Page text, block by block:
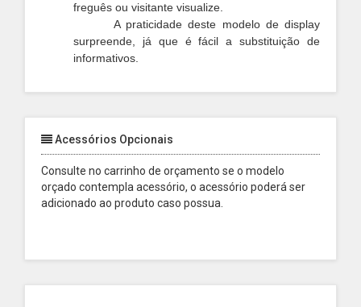
freguês ou visitante visualize.
A praticidade deste modelo de display
surpreende, já que é fácil a substituição de
informativos.
Acessórios Opcionais
Consulte no carrinho de orçamento se o modelo
orçado contempla acessório, o acessório poderá ser
adicionado ao produto caso possua.